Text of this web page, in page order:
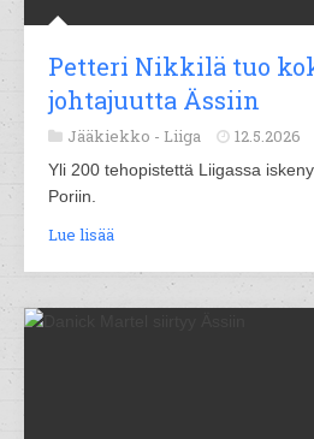
Petteri Nikkilä tuo
johtajuutta Ässiin
Jääkiekko - Liiga 12.5.2026
Yli 200 tehopistettä Liigassa
Poriin.
Lue lisää